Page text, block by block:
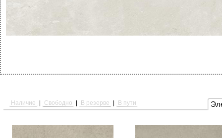
Наличие Свободно В резерве В пути